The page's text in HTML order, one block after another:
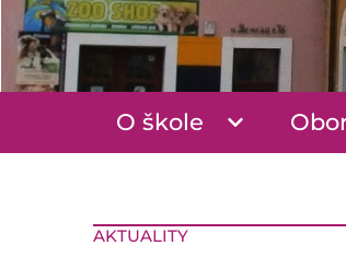
O škole
AKTUALITY